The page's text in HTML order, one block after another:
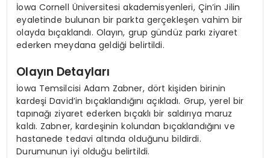
İowa Cornell Üniversitesi akademisyenleri, Çin’in Jilin
eyaletinde bulunan bir parkta gerçekleşen vahim bir
olayda bıçaklandı. Olayın, grup gündüz parkı ziyaret
ederken meydana geldiği belirtildi.
Olayın Detayları
İowa Temsilcisi Adam Zabner, dört kişiden birinin
kardeşi David’in bıçaklandığını açıkladı. Grup, yerel bir
tapınağı ziyaret ederken bıçaklı bir saldırıya maruz
kaldı. Zabner, kardeşinin kolundan bıçaklandığını ve
hastanede tedavi altında olduğunu bildirdi.
Durumunun iyi olduğu belirtildi.